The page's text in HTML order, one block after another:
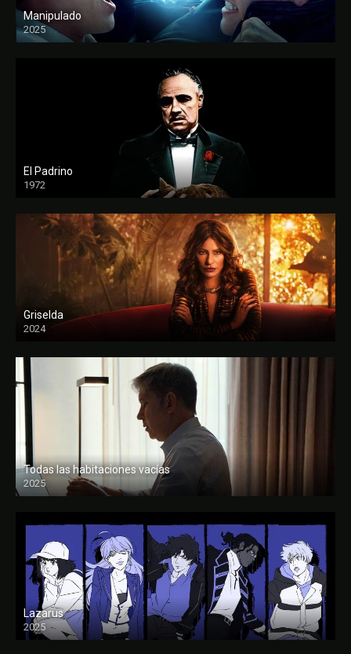
Manipulado
2025
El Padrino
1972
FULL HD
Griselda
2024
Todas las habitaciones vacías
2025
FULL HD
Lazarus
2025